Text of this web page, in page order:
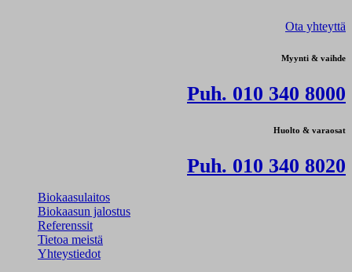
Ota yhteyttä
Myynti & vaihde
Puh. 010 340 8000
Huolto & varaosat
Puh. 010 340 8020
Biokaasulaitos
Biokaasun jalostus
Referenssit
Tietoa meistä
Yhteystiedot